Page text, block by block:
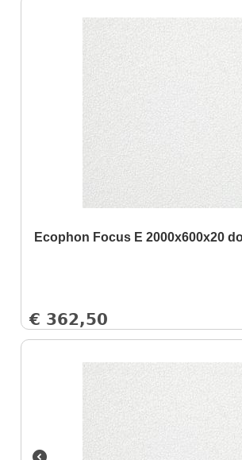
Ecophon Focus E 2000x600x20
€ 362,50